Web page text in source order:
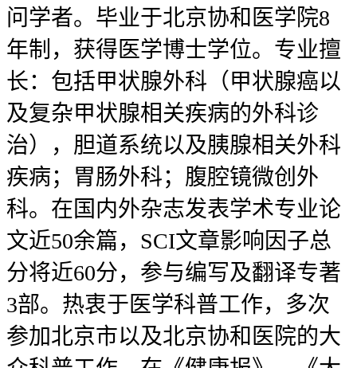
问学者。毕业于北京协和医学院8
年制，获得医学博士学位。专业擅
长：包括甲状腺外科（甲状腺癌以
及复杂甲状腺相关疾病的外科诊
治），胆道系统以及胰腺相关外科
疾病；胃肠外科；腹腔镜微创外
科。在国内外杂志发表学术专业论
文近50余篇，SCI文章影响因子总
分将近60分，参与编写及翻译专著
3部。热衷于医学科普工作，多次
参加北京市以及北京协和医院的大